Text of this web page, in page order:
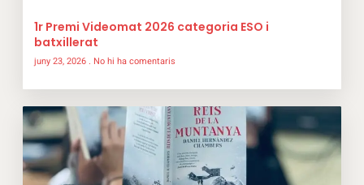
1r Premi Videomat 2026 categoria ESO i
batxillerat
juny 23, 2026 No hi ha comentaris